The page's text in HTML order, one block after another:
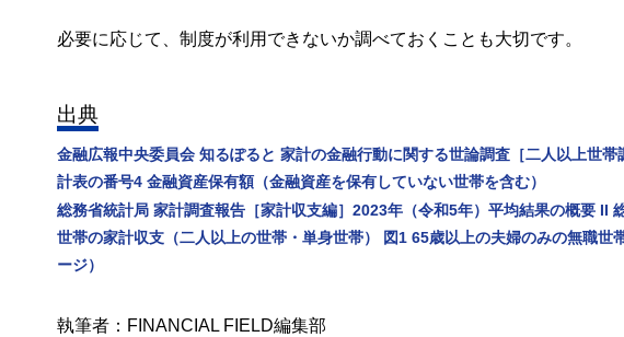
必要に応じて、制度が利用できないか調べておくことも大切です。
出典
金融広報中央委員会 知るぽると 家計の金融行動に関する世論調査［二人以上世
計表の番号4 金融資産保有額（金融資産を保有していない世帯を含む）
総務省統計局 家計調査報告［家計収支編］2023年（令和5年）平均結果の概要 II
世帯の家計収支（二人以上の世帯・単身世帯） 図1 65歳以上の夫婦のみの無職
ージ）
執筆者：FINANCIAL FIELD編集部